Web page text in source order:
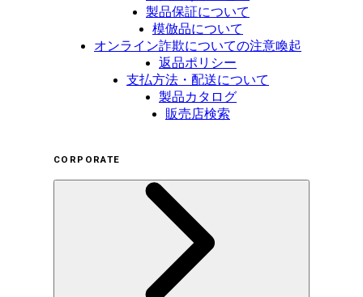
製品保証について
模倣品について
オンライン詐欺についての注意喚起
返品ポリシー
支払方法・配送について
製品カタログ
販売店検索
CORPORATE